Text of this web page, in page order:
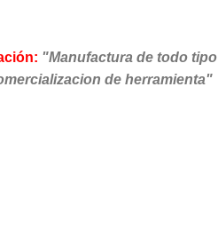
"Manufactura de todo tipo
de herramienta"